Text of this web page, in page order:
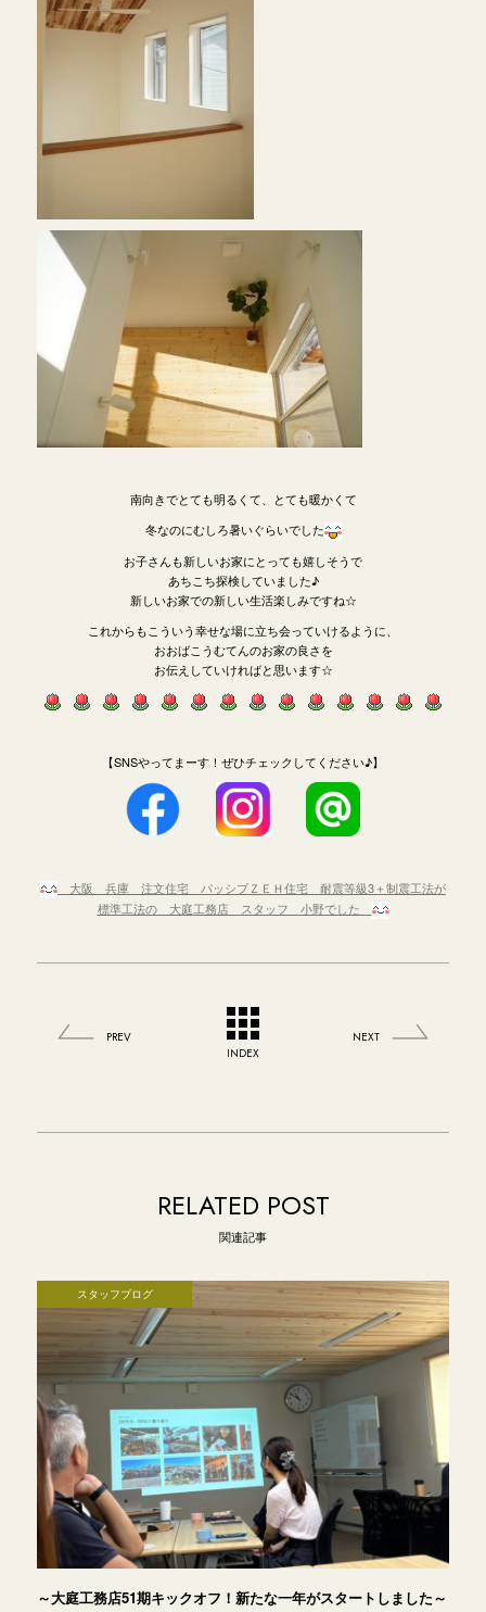
南向きでとても明るくて、とても暖かくて
冬なのにむしろ暑いぐらいでした
お子さんも新しいお家にとっても嬉しそうで
あちこち探検していました♪
新しいお家での新しい生活楽しみですね☆
これからもこういう幸せな場に立ち会っていけるように、
おおばこうむてんのお家の良さを
お伝えしていければと思います☆
【SNSやってまーす！ぜひチェックしてください♪】
大阪 兵庫 注文住宅 パッシブＺＥＨ住宅 耐震等級3＋制震工法が
標準工法の 大庭工務店 スタッフ 小野でした
PREV
INDEX
NEXT
RELATED POST
関連記事
スタッフブログ
～大庭工務店51期キックオフ！新たな一年がスタートしました～